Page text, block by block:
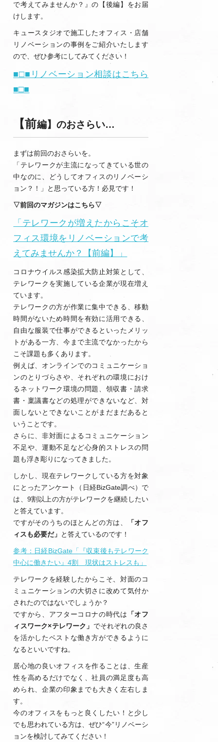
で考えてみませんか？』の【後編】をお届
けします。
キュースタジオで施工したオフィス・店舗
リノベーションの事例をご紹介いたします
ので、ぜひ参考にしてみてください！
■□■リノベーション相談はこちら
■□■
【前編】のおさらい…
まずは前回のおさらいを。
「テレワークが主流になってきている世の
中なのに、どうしてオフィスのリノベーシ
ョン？！」と思っている方！必見です！
▽前回のマガジンはこちら▽
「テレワークが増えたからこそオ
フィス環境をリノベーションで考
えてみませんか？【前編】」
コロナウイルス感染拡大防止対策として、
テレワークを実施している企業が現在増え
ています。
テレワークの方が作業に集中できる、移動
時間がないため時間を有効に活用できる、
自由な服装で仕事ができるといったメリッ
トがある一方、今まで主流でなかったから
こそ課題も多くあります。
例えば、オンラインでのコミュニケーショ
ンのとりづらさや、それぞれの環境におけ
るネットワーク環境の問題、領収書・請求
書・稟議書などの処理ができないなど、対
面しないとできないことがまだまだあると
いうことです。
さらに、非対面によるコミュニケーション
不足や、運動不足など心身的ストレスの問
題も浮き彫りになってきました。
しかし、現在テレワークしている方を対象
にとったアンケート（日経BizGate調べ）で
は、9割以上の方がテレワークを継続したい
と答えています。
ですがそのうちのほとんどの方は、
「オフ
ィスも必要だ」 と答えているのです！
参考：日経BizGate「『収束後もテレワーク
中心に働きたい』4割 現状はストレスも」
テレワークを経験したからこそ、対面のコ
ミュニケーションの大切さに改めて気付か
されたのではないでしょうか？
ですから、アフターコロナの時代は
「オフ
ィスワーク×テレワーク」 でそれぞれの良さ
を活かしたベストな働き方ができるように
なるといいですね。
居心地の良いオフィスを作ることは、生産
性を高めるだけでなく、社員の満足度も高
められ、企業の印象までも大きく左右しま
す。
今のオフィスをもっと良くしたい！と少し
でも思われている方は、ぜひ“今”リノベーシ
ョンを検討してみてください！